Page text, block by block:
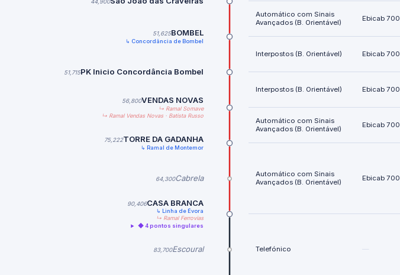
44,900
51,625BOMBEL
↳ Concordância de Bombel
51,715PK Inicio Concordância Bombel
56,800VENDAS NOVAS
↳ Ramal Somave
↳ Ramal Vendas Novas · Batista Russo
75,222TORRE DA GADANHA
↳ Ramal de Montemor
64,300Cabrela
90,406CASA BRANCA
↳ Linha de Évora
↳ Ramal Ferrovias
◆ 4 pontos singulares
83,700Escoural
Automático com Sinais
Avançados (B. Orientável)
Interpostos (B. Orientável)
Interpostos (B. Orientável)
Automático com Sinais
Avançados (B. Orientável)
Automático com Sinais
Avançados (B. Orientável)
Telefónico
Ebicab 700
Ebicab 700
Ebicab 700
Ebicab 700
Ebicab 700
—